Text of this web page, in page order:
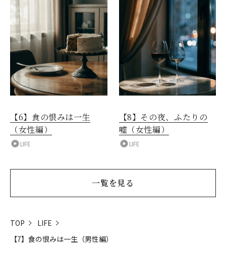
【6】食の恨みは一生
（女性編）
LIFE
【8】その夜、ふたりの
嘘（女性編）
LIFE
一覧を見る
TOP
LIFE
【7】食の恨みは一生（男性編）